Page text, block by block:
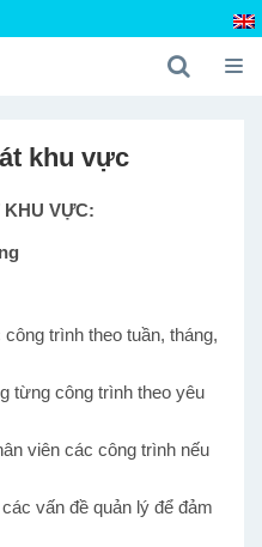
khu vực
VỰC:
trình theo tuần, tháng,
từng công trình theo yêu
viên các công trình nếu
vấn đề quản lý để đảm